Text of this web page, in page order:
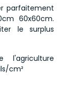
parfaitement
60x60cm.
le surplus
l'agriculture
cm²